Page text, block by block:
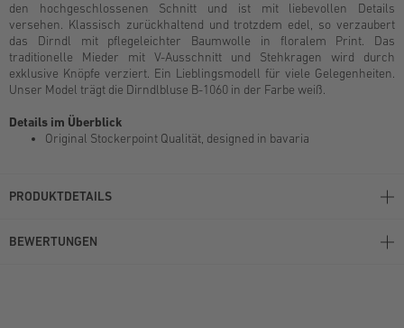
den hochgeschlossenen Schnitt und ist mit liebevollen Details
versehen. Klassisch zurückhaltend und trotzdem edel, so verzaubert
das Dirndl mit pflegeleichter Baumwolle in floralem Print. Das
traditionelle Mieder mit V-Ausschnitt und Stehkragen wird durch
exklusive Knöpfe verziert. Ein Lieblingsmodell für viele Gelegenheiten.
Unser Model trägt die Dirndlbluse B-1060 in der Farbe weiß.
Details im Überblick
Original Stockerpoint Qualität, designed in bavaria
PRODUKTDETAILS
BEWERTUNGEN